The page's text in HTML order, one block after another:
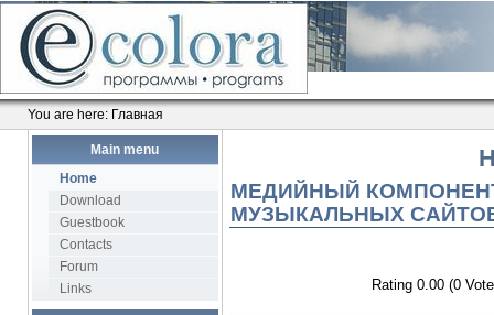
You are here: Главная
Main menu
Home
Download
Guestbook
Contacts
Forum
Links
МЕДИЙНЫЙ КОМПОНЕНТ
МУЗЫКАЛЬНЫХ САЙТОВ
Rating 0.00 (0